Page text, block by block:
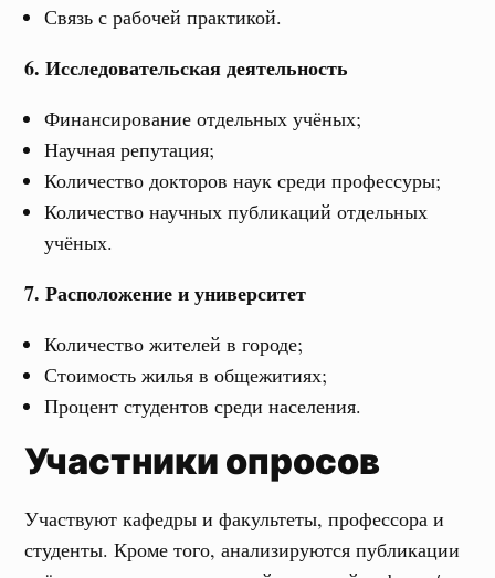
Связь с рабочей практикой.
6. Исследовательская деятельность
Финансирование отдельных учёных;
Научная репутация;
Количество докторов наук среди профессуры;
Количество научных публикаций отдельных
учёных.
7. Расположение и университет
Количество жителей в городе;
Стоимость жилья в общежитиях;
Процент студентов среди населения.
Участники опросов
Участвуют кафедры и факультеты, профессора и
студенты. Кроме того, анализируются публикации